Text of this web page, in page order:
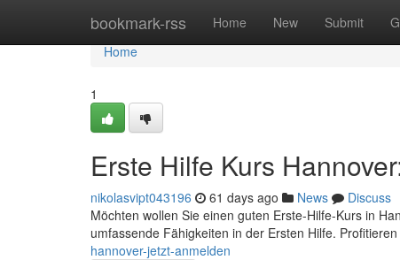
bookmark-rss Home New Submit
Home
Home
1
Erste Hilfe Kurs
nikolasvipt043196 61 days ago News
Discuss
Möchten wollen Sie einen guten Erste-Hilfe-Kurs in
umfassende Fähigkeiten in der Ersten Hilfe.
hannover-jetzt-anmelden